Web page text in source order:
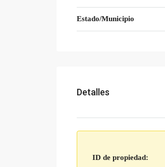
Estado/Municipio
Detalles
ID de propiedad: